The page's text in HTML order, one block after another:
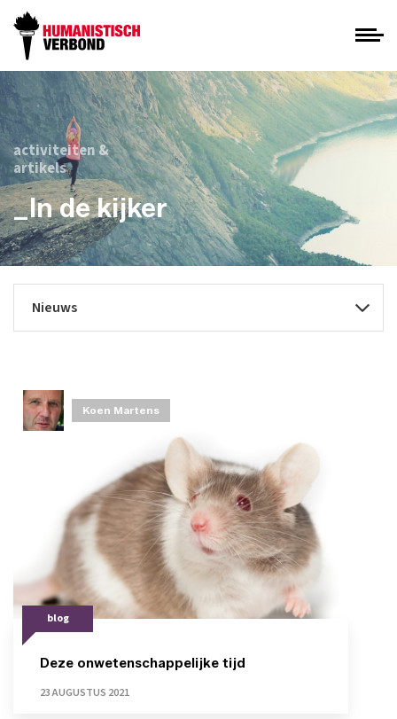
activiteiten &
artikels
_In de kijker
blog
Deze onwetenschappelijke tijd
23 AUGUSTUS 2021
Koen Martens